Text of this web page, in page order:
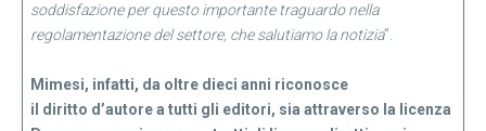
soddisfazione per questo importante traguardo nella
regolamentazione del settore, che salutiamo la notizia”.
Mimesi, infatti, da oltre dieci anni riconosce
il diritto d’autore a tutti gli editori, sia attraverso la licenza